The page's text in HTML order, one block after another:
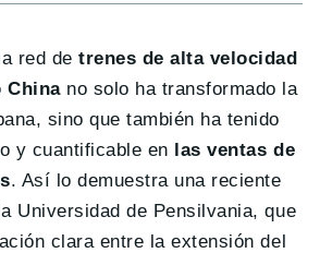
red de trenes de alta velocidad
Chinano solo ha transformado la
sino que también ha tenido
y cuantificable en las ventas de
. Así lo demuestra una reciente
Universidad de Pensilvania, que
clara entre la extensión del